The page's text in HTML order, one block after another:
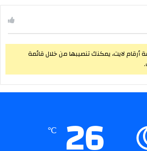
أرقام لايت، يمكنك تنصيبها من خلال قائمة
℃